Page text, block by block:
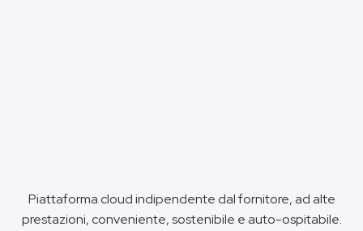
Piattaforma cloud indipendente dal fornitore, ad alte
prestazioni, conveniente, sostenibile e auto-ospitabile.